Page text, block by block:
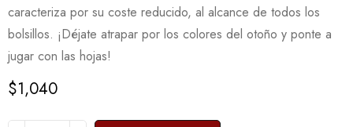
caracteriza por su coste reducido, al alcance de todos los
bolsillos. ¡Déjate atrapar por los colores del otoño y ponte a
jugar con las hojas!
$1,040